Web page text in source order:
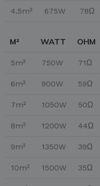
4.5m² 675W 78Ω
M² WATT OHM
5m² 750W 71Ω
6m² 900W 59Ω
7m² 1050W 50Ω
8m² 1200W 44Ω
9m² 1350W 39Ω
10m² 1500W 35Ω